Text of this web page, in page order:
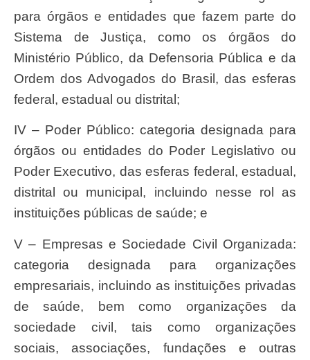
para órgãos e entidades que fazem parte do
Sistema de Justiça, como os órgãos do
Ministério Público, da Defensoria Pública e da
Ordem dos Advogados do Brasil, das esferas
federal, estadual ou distrital;
IV – Poder Público: categoria designada para
órgãos ou entidades do Poder Legislativo ou
Poder Executivo, das esferas federal, estadual,
distrital ou municipal, incluindo nesse rol as
instituições públicas de saúde; e
V – Empresas e Sociedade Civil Organizada:
categoria designada para organizações
empresariais, incluindo as instituições privadas
de saúde, bem como organizações da
sociedade civil, tais como organizações
sociais, associações, fundações e outras